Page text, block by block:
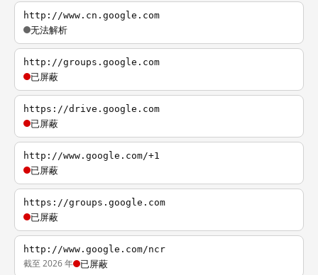
http://www.cn.google.com
无法解析
http://groups.google.com
已屏蔽
https://drive.google.com
已屏蔽
http://www.google.com/+1
已屏蔽
https://groups.google.com
已屏蔽
http://www.google.com/ncr
截至 2026 年 已屏蔽